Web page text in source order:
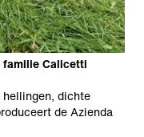
familie Calicetti
dichte
de Azienda